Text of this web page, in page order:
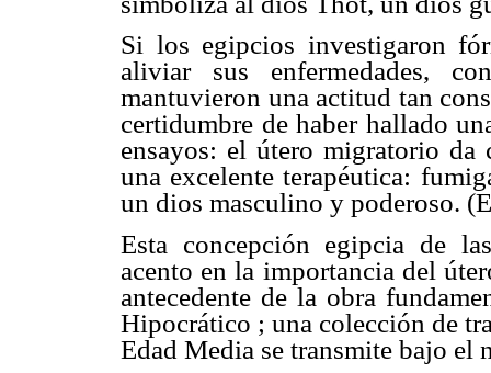
Si los egipcios investigaron
aliviar sus enfermedades,
mantuvieron una actitud tan
certidumbre de haber hallado
ensayos: el útero migratorio da
una excelente terapéutica:
un dios masculino y poderoso.
Esta concepción egipcia de
acento en la importancia del
antecedente de la obra
Hipocrático ; una colección de
Edad Media se transmite bajo el